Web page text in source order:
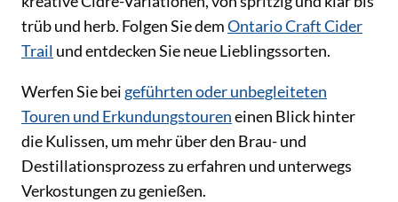
trüb und herb. Folgen Sie demOntario Craft Cider
Trail und entdecken Sie neue Lieblingssorten.
Werfen Sie bei geführten oder unbegleiteten
Touren und Erkundungstoureneinen Blick hinter
die Kulissen, um mehr über den Brau- und
Destillationsprozess zu erfahren und unterwegs
Verkostungen zu genießen.